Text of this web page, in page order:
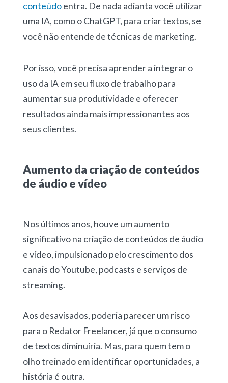
conteúdoentra. De nada adianta você utilizar
uma IA, como o ChatGPT, para criar textos, se
você não entende de técnicas de marketing.
Por isso, você precisa aprender a integrar o
uso da IA em seu fluxo de trabalho para
aumentar sua produtividade e oferecer
resultados ainda mais impressionantes aos
seus clientes.
Aumento da criação de conteúdos
de áudio e vídeo
Nos últimos anos, houve um aumento
significativo na criação de conteúdos de áudio
e vídeo, impulsionado pelo crescimento dos
canais do Youtube, podcasts e serviços de
streaming.
Aos desavisados, poderia parecer um risco
para o Redator Freelancer, já que o consumo
de textos diminuiria. Mas, para quem tem o
olho treinado em identificar oportunidades, a
história é outra.